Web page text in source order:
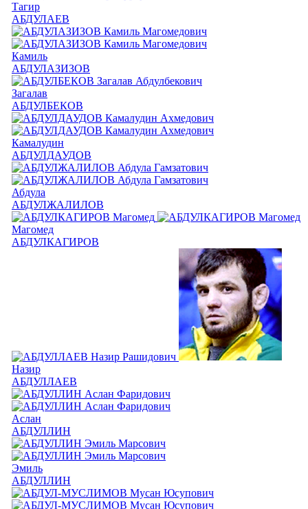
Тагир
АБДУЛАЕВ
Камиль
АБДУЛАЗИЗОВ
Загалав
АБДУЛБЕКОВ
Камалудин
АБДУЛДАУДОВ
Абдула
АБДУЛЖАЛИЛОВ
Магомед
АБДУЛКАГИРОВ
Назир
АБДУЛЛАЕВ
Аслан
АБДУЛЛИН
Эмиль
АБДУЛЛИН